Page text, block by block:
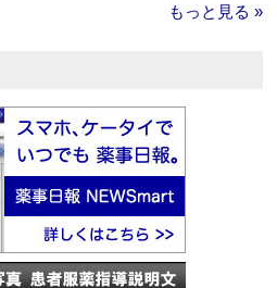
もっと見る »